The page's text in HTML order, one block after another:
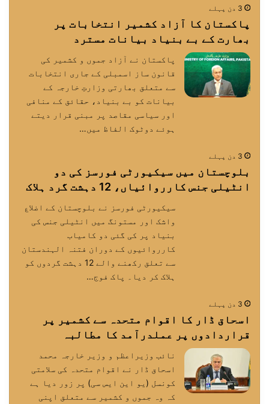
3 دن پہلے
پاکستان کا آزاد کشمیر انتخابات پر
بھارت کے بے بنیاد بیانات مسترد
پاکستان نے آزاد جموں و کشمیر کی
قانون ساز اسمبلی کے جاری انتخابات
سے متعلق بھارتی وزارتِ خارجہ کے
بیانات کو بے بنیاد، حقائق کے منافی
اور سیاسی مقاصد پر مبنی قرار دیتے
ہوئے دوٹوک الفاظ میں…
3 دن پہلے
بلوچستان میں سیکیورٹی فورسز کی دو
انٹیلی جنس کارروائیاں، 12 دہشت گرد ہلاک
سیکیورٹی فورسز نے بلوچستان کے اضلاع
واشک اور مستونگ میں انٹیلی جنس کی
بنیاد پر کی گئی دو کامیاب
کارروائیوں کے دوران فتنہ الہندستان
سے تعلق رکھنے والے 12 دہشت گردوں کو
ہلاک کر دیا۔ پاک فوج…
3 دن پہلے
اسحاق ڈار کا اقوام متحدہ سے کشمیر پر
قراردادوں پر عملدرآمد کا مطالبہ
نائب وزیراعظم و وزیر خارجہ محمد
اسحاق ڈار نے اقوام متحدہ کی سلامتی
کونسل (یو این ایس سی) پر زور دیا ہے
کہ وہ جموں و کشمیر سے متعلق اپنی